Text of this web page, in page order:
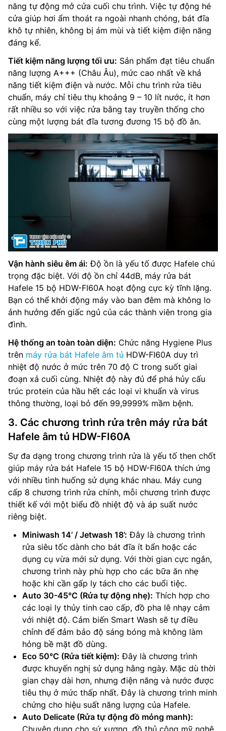
năng tự động mở cửa cuối chu trình. Việc tự động hé
cửa giúp hơi ẩm thoát ra ngoài nhanh chóng, bát đĩa
khô tự nhiên, không bị ám mùi và tiết kiệm điện năng
đáng kể.
Tiết kiệm năng lượng tối ưu: Sản phẩm đạt tiêu chuẩn
năng lượng A+++ (Châu Âu), mức cao nhất về khả
năng tiết kiệm điện và nước. Mỗi chu trình rửa tiêu
chuẩn, máy chỉ tiêu thụ khoảng 9 – 10 lít nước, ít hơn
rất nhiều so với việc rửa bằng tay truyền thống cho
cùng một lượng bát đĩa tương đương 15 bộ đồ ăn.
Vận hành siêu êm ái: Độ ồn là yếu tố được Hafele chú
trọng đặc biệt. Với độ ồn chỉ 44dB, máy rửa bát
Hafele 15 bộ HDW-FI60A hoạt động cực kỳ tĩnh lặng.
Bạn có thể khởi động máy vào ban đêm mà không lo
ảnh hưởng đến giấc ngủ của các thành viên trong gia
đình.
Hệ thống an toàn toàn diện: Chức năng Hygiene Plus
trên máy rửa bát Hafele âm tủ HDW-FI60A duy trì
nhiệt độ nước ở mức trên 70 độ C trong suốt giai
đoạn xả cuối cùng. Nhiệt độ này đủ để phá hủy cấu
trúc protein của hầu hết các loại vi khuẩn và virus
thông thường, loại bỏ đến 99,9999% mầm bệnh.
3. Các chương trình rửa trên máy rửa bát
Hafele âm tủ HDW-FI60A
Sự đa dạng trong chương trình rửa là yếu tố then chốt
giúp máy rửa bát Hafele 15 bộ HDW-FI60A thích ứng
với nhiều tình huống sử dụng khác nhau. Máy cung
cấp 8 chương trình rửa chính, mỗi chương trình được
thiết kế với một biểu đồ nhiệt độ và áp suất nước
riêng biệt.
Miniwash 14’ / Jetwash 18’: Đây là chương trình
rửa siêu tốc dành cho bát đĩa ít bẩn hoặc các
dụng cụ vừa mới sử dụng. Với thời gian cực ngắn,
chương trình này phù hợp cho các bữa ăn nhẹ
hoặc khi cần gấp ly tách cho các buổi tiệc.
Auto 30-45°C (Rửa tự động nhẹ): Thích hợp cho
các loại ly thủy tinh cao cấp, đồ pha lê nhạy cảm
với nhiệt độ. Cảm biến Smart Wash sẽ tự điều
chỉnh để đảm bảo độ sáng bóng mà không làm
hỏng bề mặt đồ dùng.
Eco 50°C (Rửa tiết kiệm): Đây là chương trình
được khuyến nghị sử dụng hằng ngày. Mặc dù thời
gian chạy dài hơn, nhưng điện năng và nước được
tiêu thụ ở mức thấp nhất. Đây là chương trình minh
chứng cho hiệu suất năng lượng của Hafele.
Auto Delicate (Rửa tự động đồ mỏng manh):